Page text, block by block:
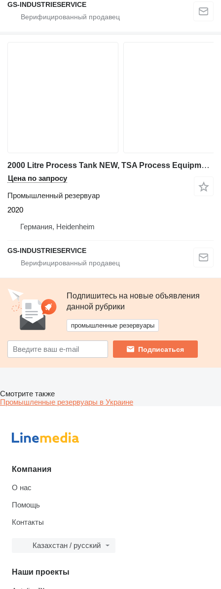
GS-INDUSTRIESERVICE
2000 Litre Process Tank NEW, TSA Process Equipment , WFI-Tank
Цена по запросу
Промышленный резервуар
2020
Германия, Heidenheim
GS-INDUSTRIESERVICE
Подпишитесь на новые объявления
данной рубрики
промышленные резервуары
Подписаться
Смотрите также
Промышленные резервуары в Украине
Компания
О нас
Помощь
Контакты
Казахстан / русский
Наши проекты